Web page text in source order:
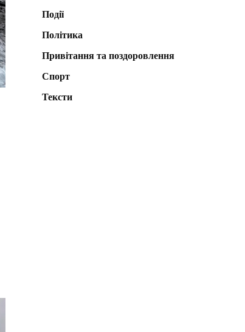
Події
Політика
Привітання та поздоровлення
Спорт
Тексти